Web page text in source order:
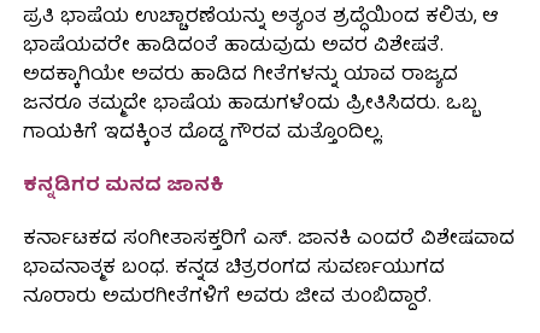
ಪ್ರತಿ ಭಾಷೆಯ ಉಚ್ಚಾರಣೆಯನ್ನು ಅತ್ಯಂತ ಶ್ರದ್ಧೆಯಿಂದ ಕಲಿತು, ಆ
ಭಾಷೆಯವರೇ ಹಾಡಿದಂತೆ ಹಾಡುವುದು ಅವರ ವಿಶೇಷತೆ.
ಅದಕ್ಕಾಗಿಯೇ ಅವರು ಹಾಡಿದ ಗೀತೆಗಳನ್ನು ಯಾವ ರಾಜ್ಯದ
ಜನರೂ ತಮ್ಮದೇ ಭಾಷೆಯ ಹಾಡುಗಳೆಂದು ಪ್ರೀತಿಸಿದರು. ಒಬ್ಬ
ಗಾಯಕಿಗೆ ಇದಕ್ಕಿಂತ ದೊಡ್ಡ ಗೌರವ ಮತ್ತೊಂದಿಲ್ಲ.
ಕನ್ನಡಿಗರ ಮನದ ಜಾನಕಿ
ಕರ್ನಾಟಕದ ಸಂಗೀತಾಸಕ್ತರಿಗೆ ಎಸ್. ಜಾನಕಿ ಎಂದರೆ ವಿಶೇಷವಾದ
ಭಾವನಾತ್ಮಕ ಬಂಧ. ಕನ್ನಡ ಚಿತ್ರರಂಗದ ಸುವರ್ಣಯುಗದ
ನೂರಾರು ಅಮರಗೀತೆಗಳಿಗೆ ಅವರು ಜೀವ ತುಂಬಿದ್ದಾರೆ.